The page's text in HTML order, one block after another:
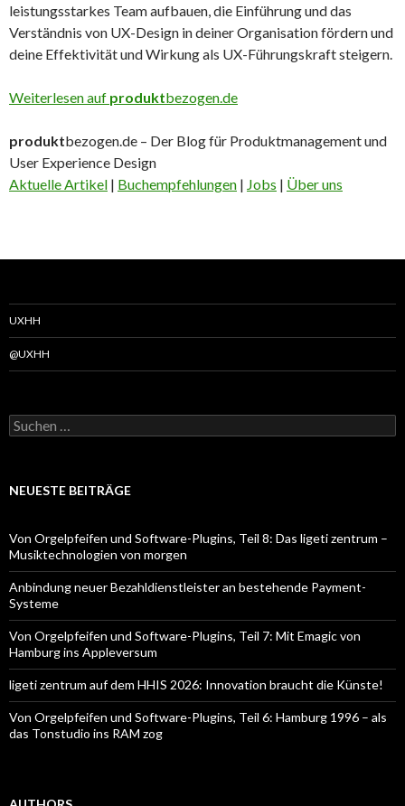
leistungsstarkes Team aufbauen, die Einführung und das
Verständnis von UX-Design in deiner Organisation fördern und
deine Effektivität und Wirkung als UX-Führungskraft steigern.
Weiterlesen auf produktbezogen.de
produktbezogen.de – Der Blog für Produktmanagement und
User Experience Design
Aktuelle Artikel | Buchempfehlungen | Jobs | Über uns
UXHH
@UXHH
Suchen
nach:
NEUESTE BEITRÄGE
Von Orgelpfeifen und Software-Plugins, Teil 8: Das ligeti zentrum –
Musiktechnologien von morgen
Anbindung neuer Bezahldienstleister an bestehende Payment-
Systeme
Von Orgelpfeifen und Software-Plugins, Teil 7: Mit Emagic von
Hamburg ins Appleversum
ligeti zentrum auf dem HHIS 2026: Innovation braucht die Künste!
Von Orgelpfeifen und Software-Plugins, Teil 6: Hamburg 1996 – als
das Tonstudio ins RAM zog